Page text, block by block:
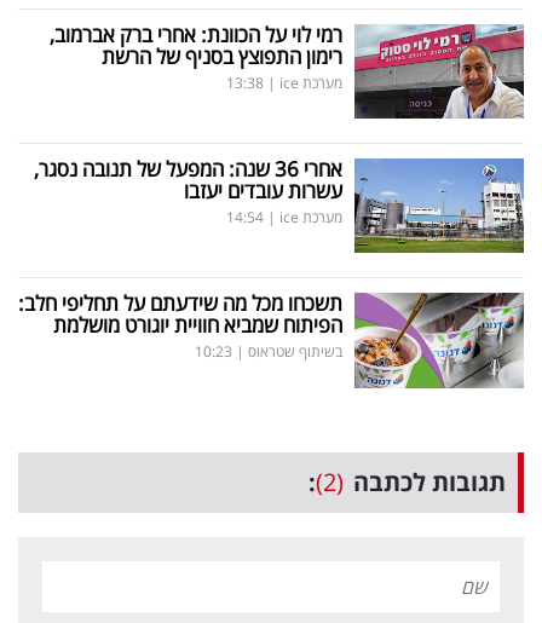
רמי לוי על הכוונת: אחרי ברק אברמוב,
רימון התפוצץ בסניף של הרשת
מערכת ice |
13:38
אחרי 36 שנה: המפעל של תנובה נסגר,
עשרות עובדים יעזבו
מערכת ice |
14:54
תשכחו מכל מה שידעתם על תחליפי חלב:
הפיתוח שמביא חוויית יוגורט מושלמת
בשיתוף שטראוס |
10:23
תגובות לכתבה (2)
: